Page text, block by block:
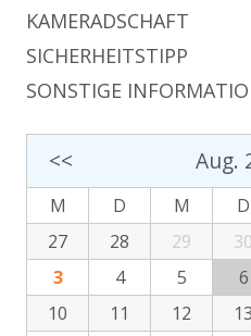
KAMERADSCHAFT
SICHERHEITSTIPP
SONSTIGE
<< Aug.
M D M D
27
28 29 30
3
4 5 6
10
11 12 13